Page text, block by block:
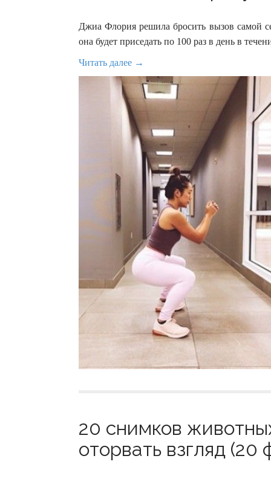
Джиа Флория решила бросить вызов самой
она будет приседать по 100 раз в день в
Читать далее →
20 снимков
оторвать взгляд (20